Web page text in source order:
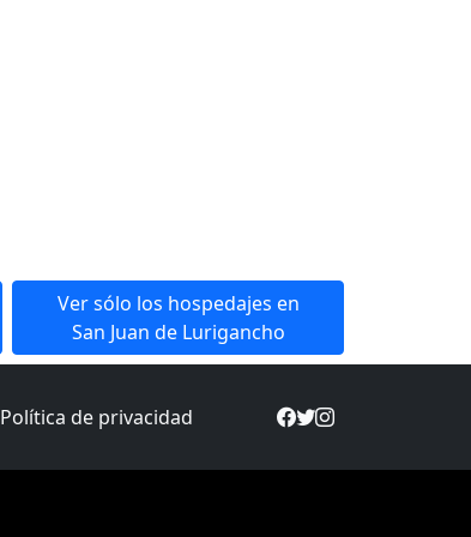
Ver sólo los hospedajes en
San Juan de Lurigancho
Política de privacidad